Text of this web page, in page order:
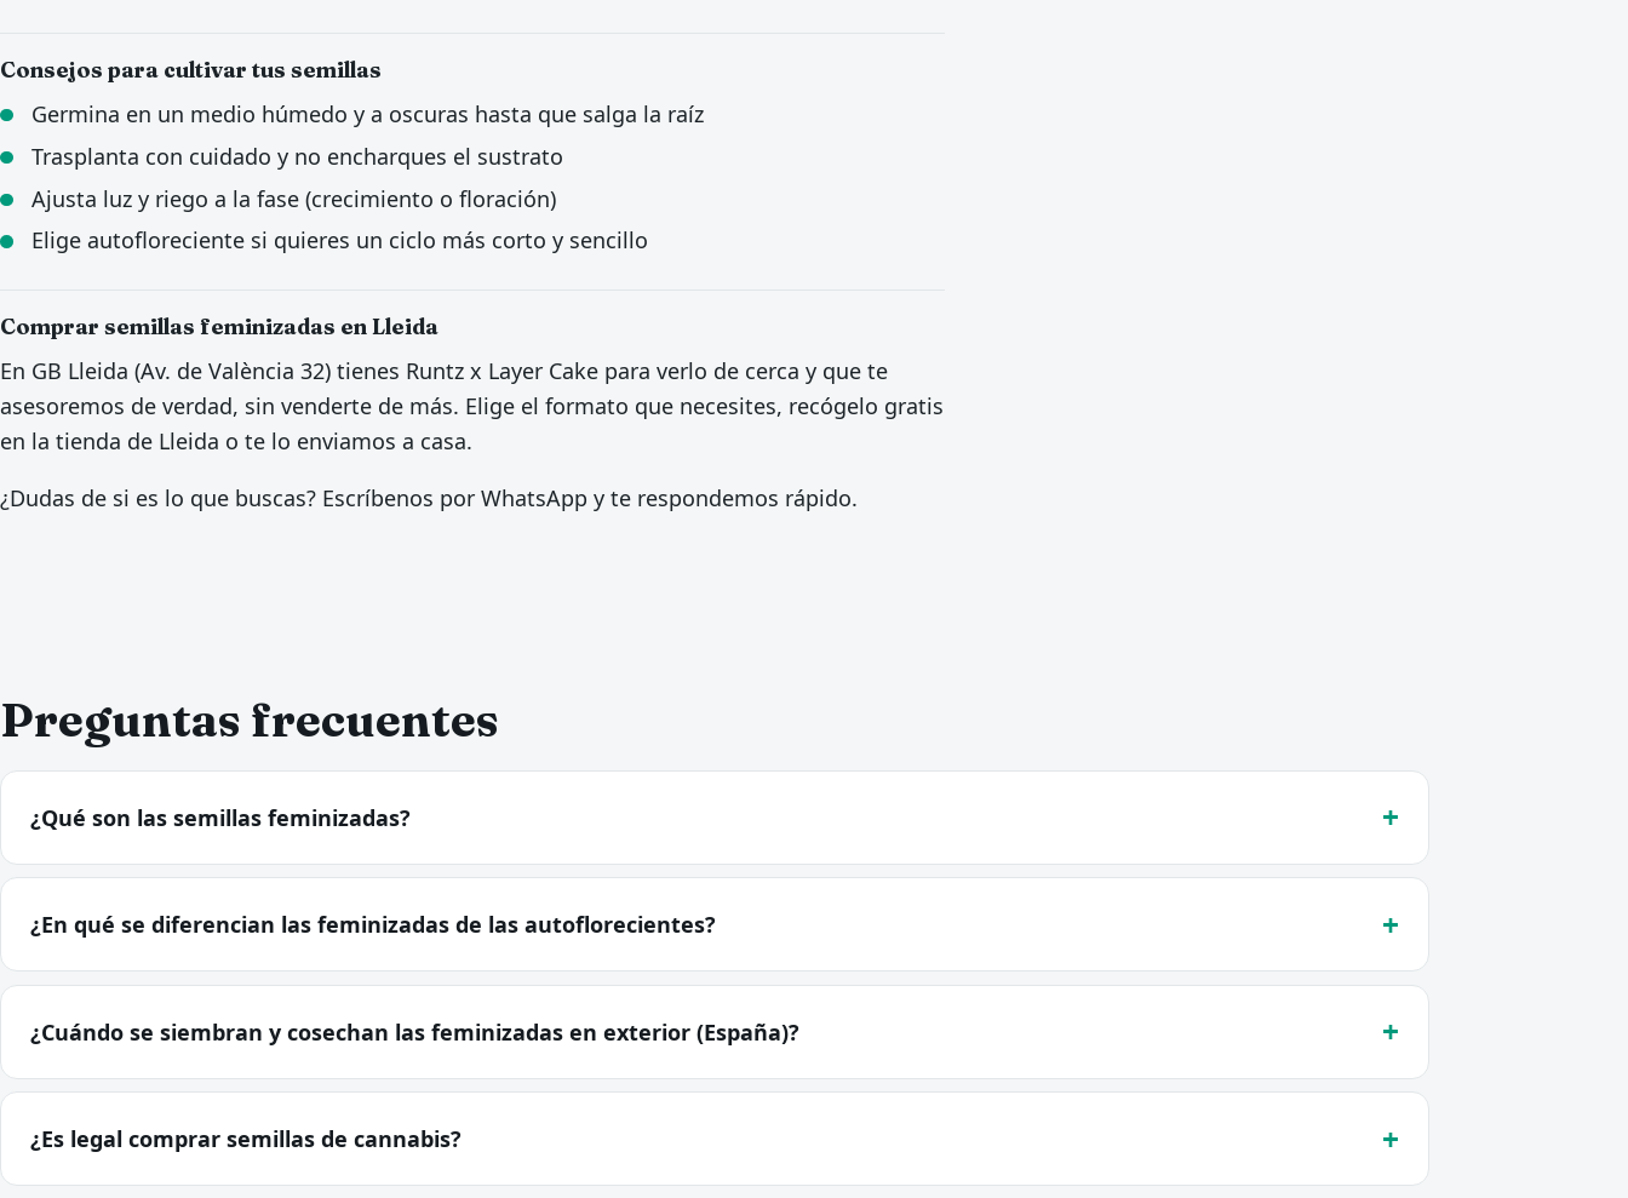
Consejos para cultivar tus semillas
Germina en un medio húmedo y a oscuras hasta que salga la raíz
Trasplanta con cuidado y no encharques el sustrato
Ajusta luz y riego a la fase (crecimiento o floración)
Elige autofloreciente si quieres un ciclo más corto y sencillo
Comprar semillas feminizadas en Lleida
En GB Lleida (Av. de València 32) tienes Runtz x Layer Cake para verlo de cerca y que te
asesoremos de verdad, sin venderte de más. Elige el formato que necesites, recógelo gratis
en la tienda de Lleida o te lo enviamos a casa.
¿Dudas de si es lo que buscas? Escríbenos por WhatsApp y te respondemos rápido.
Preguntas frecuentes
¿Qué son las semillas feminizadas?
¿En qué se diferencian las feminizadas de las autoflorecientes?
¿Cuándo se siembran y cosechan las feminizadas en exterior (España)?
¿Es legal comprar semillas de cannabis?